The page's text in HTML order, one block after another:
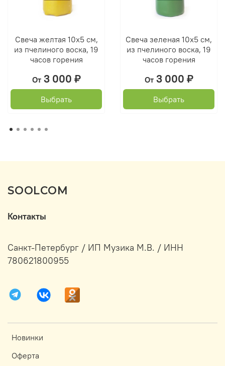
Свеча желтая 10х5 см,
из пчелиного воска, 19
часов горения
От 3 000 ₽
Выбрать
Свеча зеленая 10х5 см,
из пчелиного воска, 19
часов горения
От 3 000 ₽
Выбрать
SOOLCOM
Новинки
Оферта
Контакты
Санкт-Петербург / ИП Музика М.В. / ИНН
780621800955